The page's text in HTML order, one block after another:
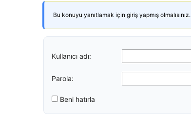
Bu konuyu yanıtlamak için giriş yapmış olmalısınız.
Kullanıcı adı:
Parola:
Beni hatırla